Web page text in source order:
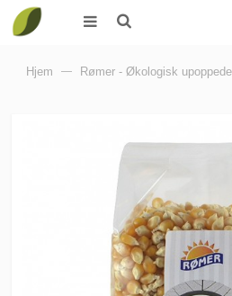
Hjem — Rømer - Økologisk